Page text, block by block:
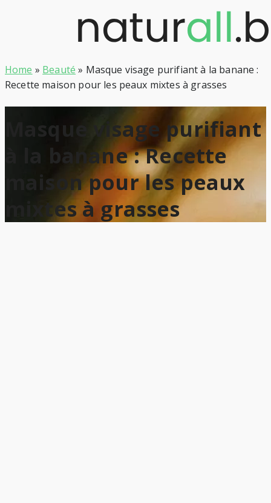
Home » Beauté » Masque visage purifiant à la banane :
Recette maison pour les peaux mixtes à grasses
Masque visage purifiant
à la banane : Recette
maison pour les peaux
mixtes à grasses